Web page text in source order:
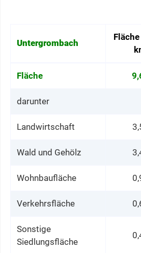
Untergrombach
Fläche
darunter
Landwirtschaft
Wald und Gehölz
Wohnbaufläche
Verkehrsfläche
Sonstige
Siedlungsfläche